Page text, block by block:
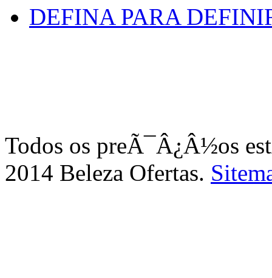
DEFINA PARA
Todos os preÃ¯Â¿Â½os
2014 Beleza Ofertas.